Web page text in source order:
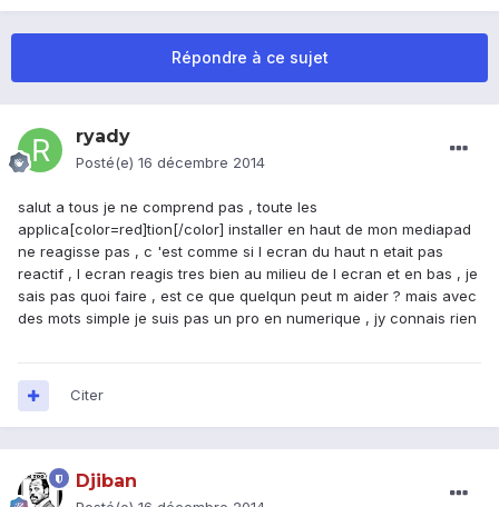
Répondre à ce sujet
ryady
Posté(e) 16 décembre 2014
salut a tous je ne comprend pas , toute les
applica[color=red]tion[/color] installer en haut de mon mediapad
ne reagisse pas , c 'est comme si l ecran du haut n etait pas
reactif , l ecran reagis tres bien au milieu de l ecran et en bas , je
sais pas quoi faire , est ce que quelqun peut m aider ? mais avec
des mots simple je suis pas un pro en numerique , jy connais rien
Citer
Djiban